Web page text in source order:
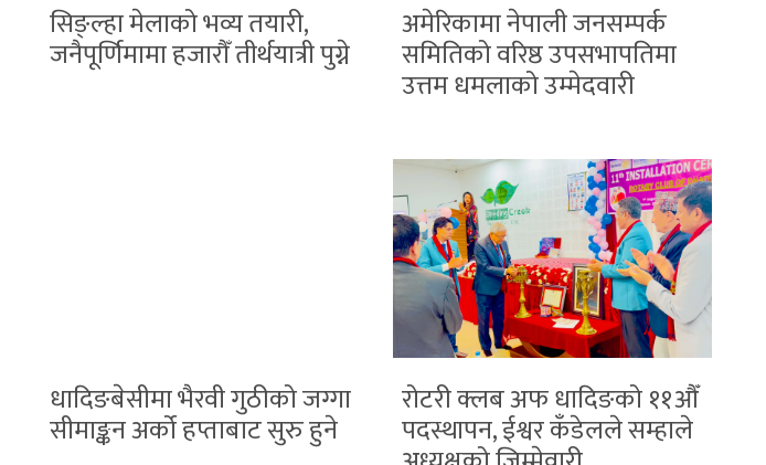
सिङ्ल्हा मेलाको भव्य तयारी,
जनैपूर्णिमामा हजारौँ तीर्थयात्री पुग्ने
अमेरिकामा नेपाली जनसम्पर्क
समितिको वरिष्ठ उपसभापतिमा
उत्तम धमलाको उम्मेदवारी
धादिङबेसीमा भैरवी गुठीको जग्गा
सीमाङ्कन अर्को हप्ताबाट सुरु हुने
रोटरी क्लब अफ धादिङको ११औँ
पदस्थापन, ईश्वर कँडेलले सम्हाले